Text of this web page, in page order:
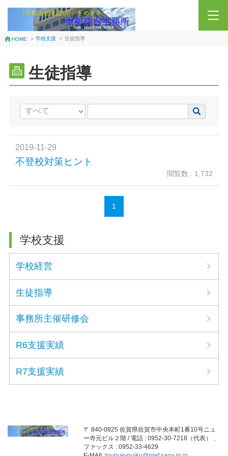
HOME > 学校支援 > 生徒指導
生徒指導
2019-11-29
不登校対策ヒント
閲覧数 : 1,732
1
学校支援
学校経営
生徒指導
事務所主催研修会
R6支援実績
R7支援実績
〒 840-0825 佐賀県佐賀市中央本町1番10号ニュ
ー寺元ビル２階 / 電話 : 0952-30-7218（代表） 、
ファックス : 0952-33-4629